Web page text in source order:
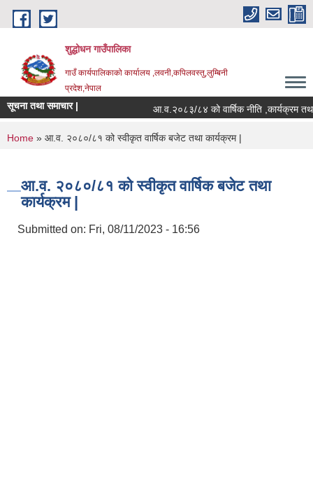
Skip to main content
शुद्धोधन गाउँपालिका
गाउँ कार्यपालिकाको कार्यालय ,लवनी,कपिलवस्तु,लुम्बिनी
प्रदेश,नेपाल
सूचना तथा समाचार | आ.व.२०८३/८४ को वार्षिक नीति ,कार्यक्रम तथा
You are here
Home » आ.व. २०८०/८१ को स्वीकृत वार्षिक बजेट तथा कार्यक्रम |
आ.व. २०८०/८१ को स्वीकृत वार्षिक बजेट तथा
कार्यक्रम |
Submitted on: Fri, 08/11/2023 - 16:56